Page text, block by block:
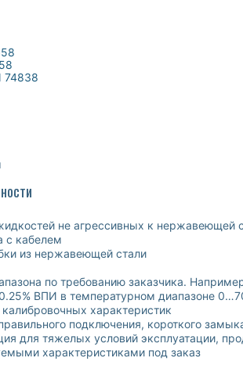
74838
не агрессивных к нержавеющей
с кабелем
из нержавеющей стали
по требованию заказчика.
ВПИ в температурном диапазоне
характеристик
подключения, короткого
для тяжелых условий эксплуатации,
характеристиками под заказ